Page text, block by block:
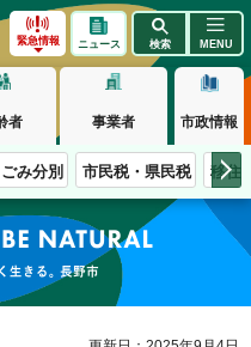
緊急情報 ニュース 検索 MENU
者 事業者 市政情報
ごみ分別 市民税・県民税 移住
生きる。長野市